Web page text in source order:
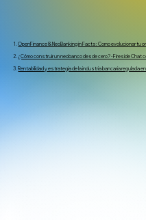
OpenFinance & NeoBanking in Facts: Como evolucionar tu
¿Cómo construir un neobanco desde cero? - Fireside Chat
Rentabilidad y estrategia de la industria bancaria regulada